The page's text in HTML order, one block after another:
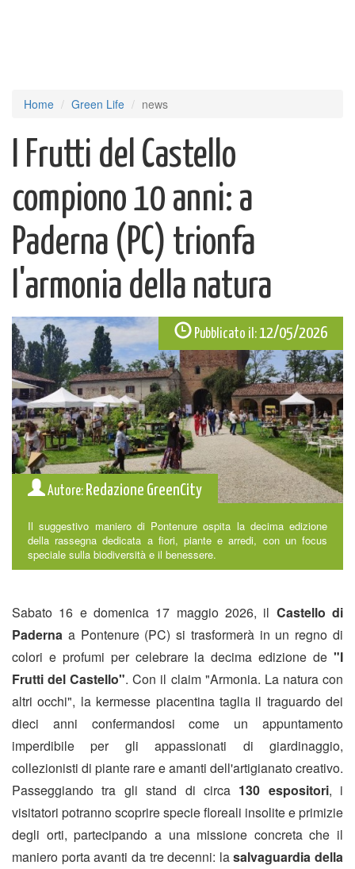
Home Green Life news
I Frutti del Castello
compiono 10 anni: a
Paderna (PC) trionfa
l'armonia della natura
Pubblicato il:12/05/2026
Autore: Redazione GreenCity
Il suggestivo maniero di Pontenure ospita la decima edizione
della rassegna dedicata a fiori, piante e arredi, con un focus
speciale sulla biodiversità e il benessere.
Sabato 16 e domenica 17 maggio 2026, il Castello di
Paderna a Pontenure (PC) si trasformerà in un regno di
colori e profumi per celebrare la decima edizione de "I
Frutti del Castello". Con il claim "Armonia. La natura con
altri occhi", la kermesse piacentina taglia il traguardo dei
dieci anni confermandosi come un appuntamento
imperdibile per gli appassionati di giardinaggio,
collezionisti di piante rare e amanti dell'artigianato creativo.
Passeggiando tra gli stand di circa 130 espositori, i
visitatori potranno scoprire specie floreali insolite e primizie
degli orti, partecipando a una missione concreta che il
maniero porta avanti da tre decenni: lasalvaguardia della